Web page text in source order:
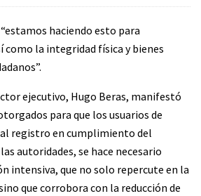
haciendo esto para
como la integridad física y bienes
ejecutivo, Hugo Beras, manifestó
para que los usuarios de
registro en cumplimiento del
autoridades, se hace necesario
intensiva, que no solo repercute en la
que corrobora con la reducción de